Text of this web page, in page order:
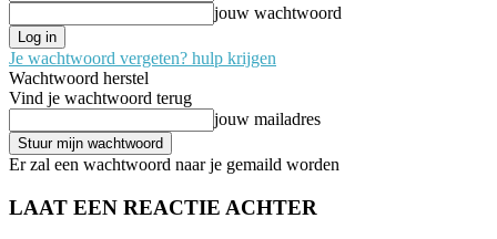
jouw wachtwoord
Je wachtwoord vergeten? hulp krijgen
Wachtwoord herstel
Vind je wachtwoord terug
jouw mailadres
Er zal een wachtwoord naar je gemaild worden
LAAT EEN REACTIE ACHTER